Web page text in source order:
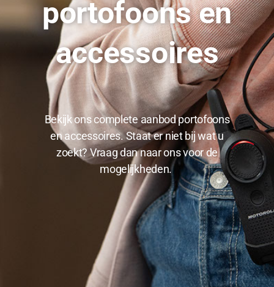
portofoons en
accessoires
Bekijk ons complete aanbod portofoons
en accessoires. Staat er niet bij wat u
zoekt? Vraag dan naar ons voor de
mogelijkheden.